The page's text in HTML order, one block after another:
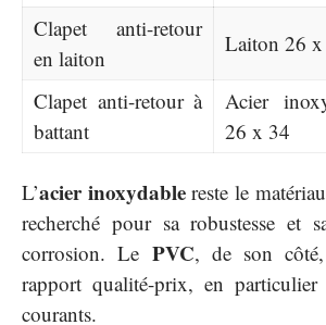
Clapet anti-retour
en laiton
Laiton 26
Clapet anti-retour à
battant
Acier
26 x 34
L’acier inoxydablereste le
recherché pour sa robustesse et
corrosion. Le PVC, de son
rapport qualité-prix, en particulier
courants.